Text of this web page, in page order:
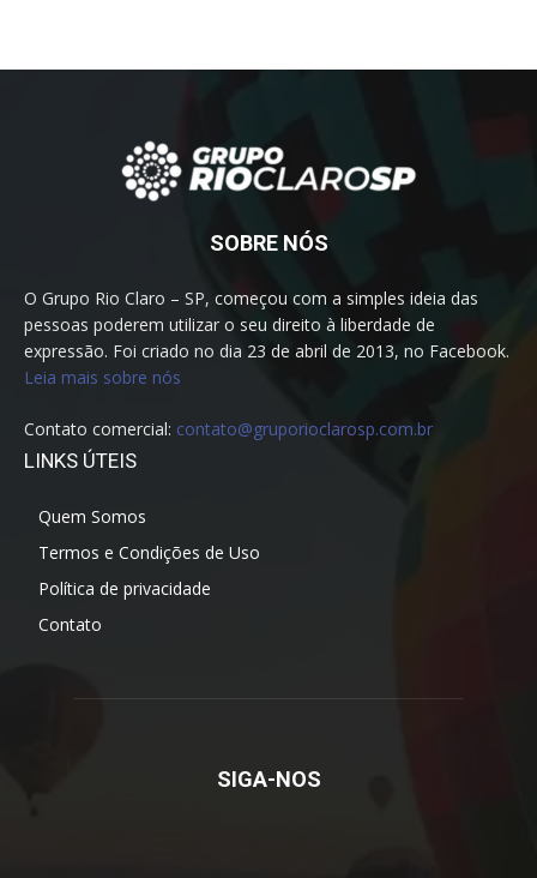
SOBRE NÓS
O Grupo Rio Claro – SP, começou com a simples ideia das
pessoas poderem utilizar o seu direito à liberdade de
expressão. Foi criado no dia 23 de abril de 2013, no Facebook.
Leia mais sobre nós
Contato comercial: contato@gruporioclarosp.com.br
LINKS ÚTEIS
Quem Somos
Termos e Condições de Uso
Política de privacidade
Contato
SIGA-NOS